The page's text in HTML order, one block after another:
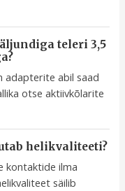
teleri 3,5
adapterite abil saad
otse aktiivkõlarite
helikvaliteeti?
kontaktide ilma
säilib